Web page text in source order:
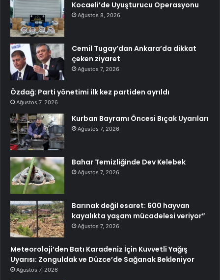
Kocaeli’de Uyuşturucu Operasyonu
Ağustos 8, 2026
Cemil Tugay’dan Ankara’da dikkat
çeken ziyaret
Ağustos 7, 2026
Özdağ: Parti yönetimi ilk kez partiden ayrıldı
Ağustos 7, 2026
Kurban Bayramı Öncesi Bıçak Uyarıları
Ağustos 7, 2026
Bahar Temizliğinde Dev Kelebek
Ağustos 7, 2026
Barınak değil esaret: 600 hayvan
kayalıkta yaşam mücadelesi veriyor”
Ağustos 7, 2026
Meteoroloji’den Batı Karadeniz İçin Kuvvetli Yağış
Uyarısı: Zonguldak ve Düzce’de Sağanak Bekleniyor
Ağustos 7, 2026